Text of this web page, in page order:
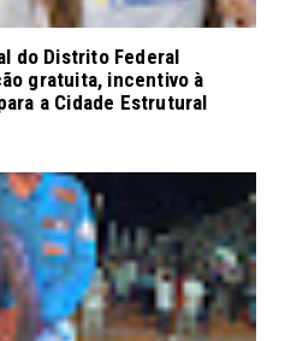
do Distrito Federal
gratuita, incentivo à
a Cidade Estrutural